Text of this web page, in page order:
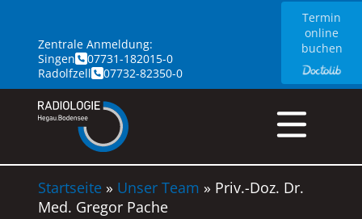
content
Zentrale Anmeldung:
Singen
07731-182015-0
Radolfzell
07732-82350-0
Termin
online
buchen
Startseite » Unser Team » Priv.-Doz. Dr.
Med. Gregor Pache